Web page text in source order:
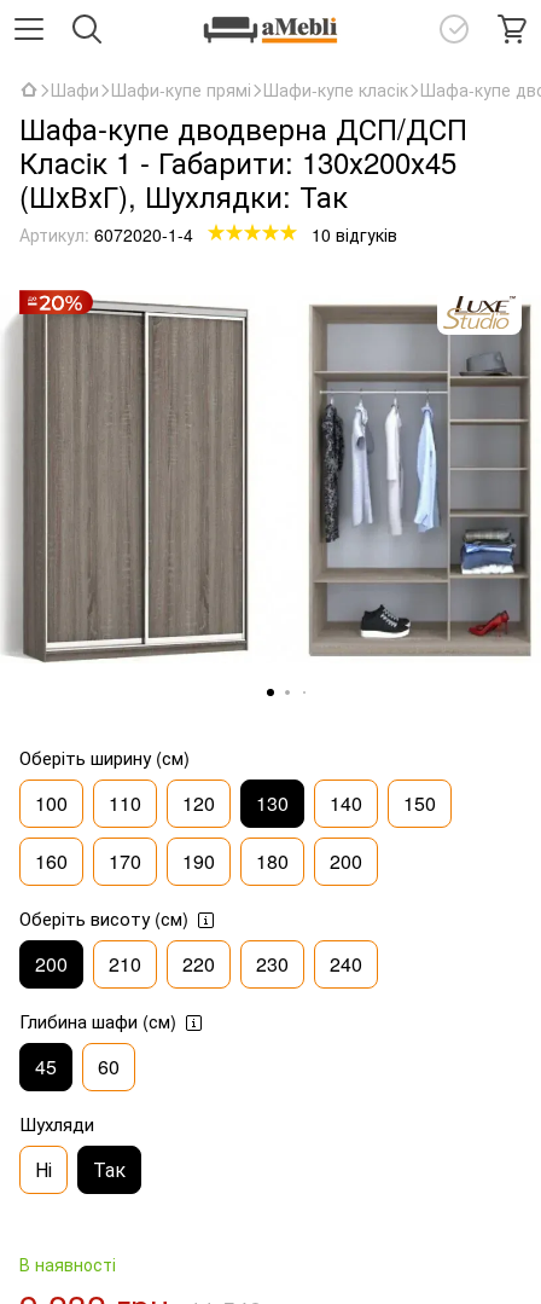
Шафи Шафи-купе прямі Шафи-купе класік Шафа-купе
Шафа-купе дводверна ДСП/ДСП
Класiк 1 - Габарити: 130х200х45
(ШхВхГ), Шухлядки: Так
Артикул: 6072020-1-4 10 відгуків
Оберіть ширину (см)
100 110 120 130 140 150
160 170 190 180 200
Оберіть висоту (см)
200 210 220 230 240
Глибина шафи (см)
45 60
Шухляди
Ні Так
В наявності